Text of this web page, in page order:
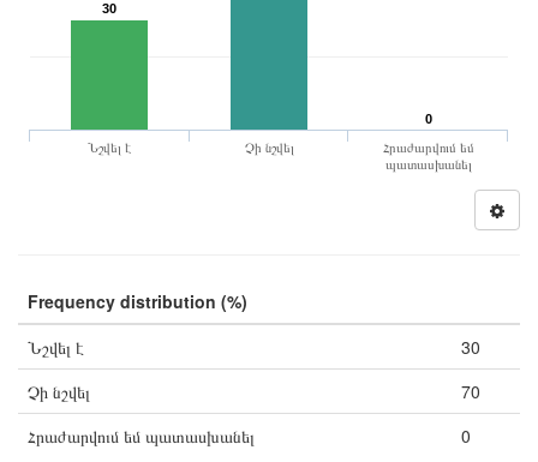
30
0
Նշվել է Չի նշվել
Հրաժարվում եմ
պատասխանել
Frequency distribution (%)
Նշվել է
30
Չի նշվել
70
Հրաժարվում եմ պատասխանել
0